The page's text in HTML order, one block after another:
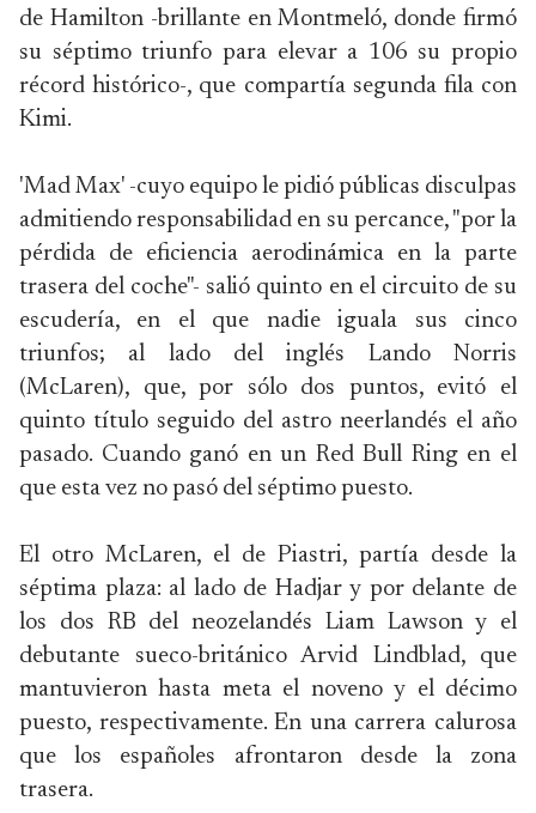
de Hamilton -brillante en Montmeló, donde firmó
su séptimo triunfo para elevar a 106 su propio
récord histórico-, que compartía segunda fila con
Kimi.
'Mad Max' -cuyo equipo le pidió públicas disculpas
admitiendo responsabilidad en su percance, "por la
pérdida de eficiencia aerodinámica en la parte
trasera del coche"- salió quinto en el circuito de su
escudería, en el que nadie iguala sus cinco
triunfos; al lado del inglés Lando Norris
(McLaren), que, por sólo dos puntos, evitó el
quinto título seguido del astro neerlandés el año
pasado. Cuando ganó en un Red Bull Ring en el
que esta vez no pasó del séptimo puesto.
El otro McLaren, el de Piastri, partía desde la
séptima plaza: al lado de Hadjar y por delante de
los dos RB del neozelandés Liam Lawson y el
debutante sueco-británico Arvid Lindblad, que
mantuvieron hasta meta el noveno y el décimo
puesto, respectivamente. En una carrera calurosa
que los españoles afrontaron desde la zona
trasera.